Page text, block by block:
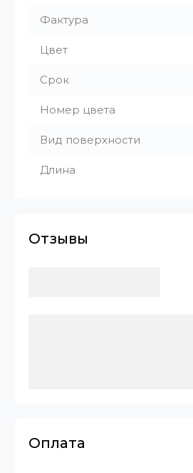
Фактура
Цвет
Срок
Номер цвета
Вид поверхности
Длина
Отзывы
Оплата